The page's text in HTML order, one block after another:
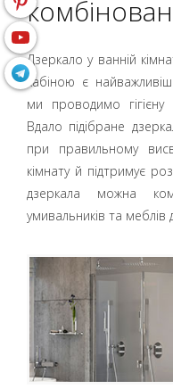
Дзеркало у ванній
кабіною є
ми проводимо
Вдало підібране
при правильному
кімнату й підтримує
дзеркала можна
умивальників та меблів